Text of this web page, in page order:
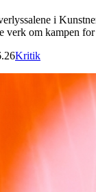
i
verk om kampen
Kritik